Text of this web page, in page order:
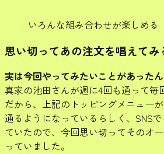
いろんな組み合わせが楽しめる
思い切ってあの注文を唱えてみ
実は今回やってみたいことがあったん
真家の池田さんが週に4回も通って毎
だから、上記のトッピングメニューが
通るようになっているらしく、SNS
ていたので、今回思い切ってそのオ
っていました。